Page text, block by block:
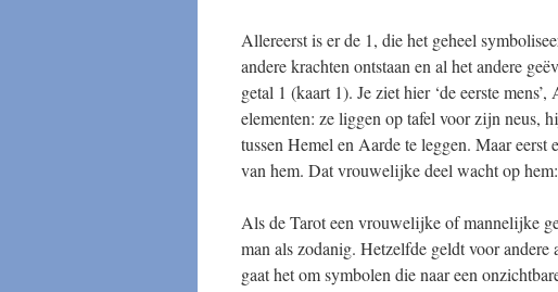
Allereerst is er de 1, die het geheel
andere krachten ontstaan en al het andere
getal 1 (kaart 1). Je ziet hier ‘de eerste
elementen: ze liggen op tafel voor zijn neus,
tussen Hemel en Aarde te leggen. Maar
van hem. Dat vrouwelijke deel wacht op
Als de Tarot een vrouwelijke of mannelijke
man als zodanig. Hetzelfde geldt voor
gaat het om symbolen die naar een